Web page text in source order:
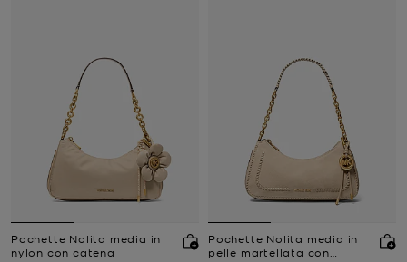
Pochette Nolita media in
nylon con catena
Pochette Nolita media in
pelle martellata con